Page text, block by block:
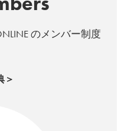
のメンバー制度
＞